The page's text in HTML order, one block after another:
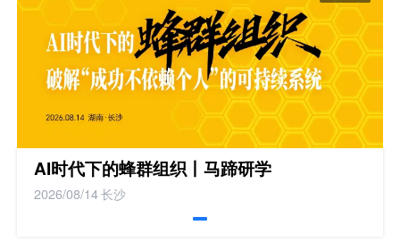
AI时代下的蜂群组织丨马蹄研学
2026/08/14长沙